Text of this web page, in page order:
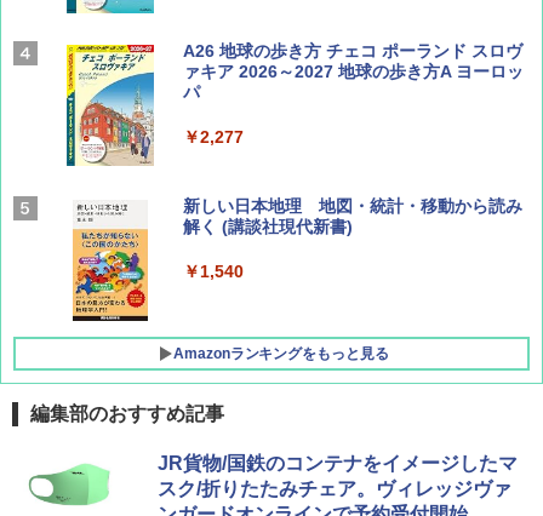
Coyote No.89 特集 星野道夫 夢見る旅
￥1,540
AIRLINE（エアライン）2026年9月号【特
集】ボーイング110周年を祝して！
￥1,760
A26 地球の歩き方 チェコ ポーランド スロヴ
ァキア 2026～2027 地球の歩き方A ヨーロッ
パ
￥2,277
新しい日本地理 地図・統計・移動から読み
解く (講談社現代新書)
￥1,540
Amazonランキングをもっと見る
[キャンパーズコレクション 山善] ポップアッ
プテント 傘みたいに広げて畳める パッとサ
ッとサンシェード キューブ フルクローズ メ
熊撃退スプレー 熊よけスプレー 熊スプレー
【日本企業販売】超強力クマ対策スプレー 30
0ml（連続噴射30秒）110ml（連続噴射15
編集部のおすすめ記事
JR貨物/国鉄のコンテナをイメージしたマ
スク/折りたたみチェア。ヴィレッジヴァ